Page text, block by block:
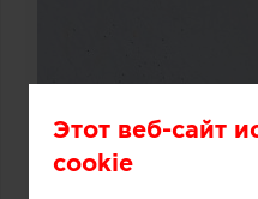
Этот веб-сайт
cookie